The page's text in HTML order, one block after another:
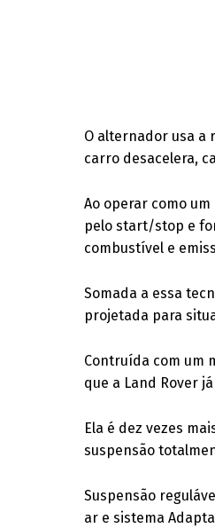
O alternador usa a
carro desacelera,
Ao operar como
pelo start/stop e
combustível e
Somada a essa
projetada para
Contruída com um
que a Land Rover
Ela é dez vezes
suspensão
Suspensão
ar e sistema